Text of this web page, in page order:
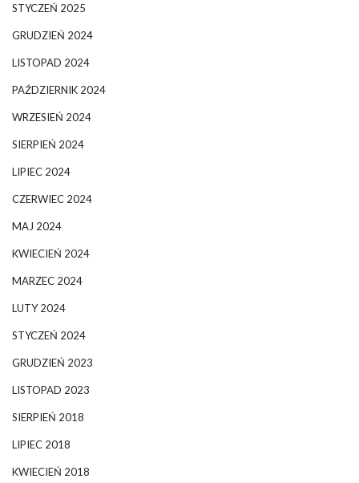
STYCZEŃ 2025
GRUDZIEŃ 2024
LISTOPAD 2024
PAŹDZIERNIK 2024
WRZESIEŃ 2024
SIERPIEŃ 2024
LIPIEC 2024
CZERWIEC 2024
MAJ 2024
KWIECIEŃ 2024
MARZEC 2024
LUTY 2024
STYCZEŃ 2024
GRUDZIEŃ 2023
LISTOPAD 2023
SIERPIEŃ 2018
LIPIEC 2018
KWIECIEŃ 2018